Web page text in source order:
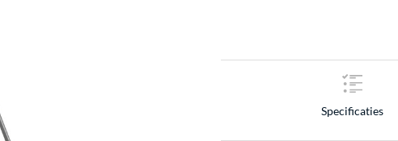
Specificaties